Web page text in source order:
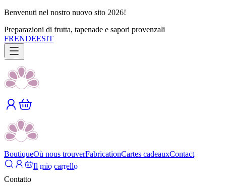
Benvenuti nel nostro nuovo sito 2026!
Preparazioni di frutta, tapenade e sapori provenzali
FRENDEESIT
BoutiqueOù nous trouverFabricationCartes cadeauxContact
Il mio carrello
Contatto